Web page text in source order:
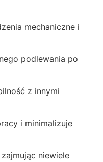
mechaniczne i
podlewania po
z innymi
i minimalizuje
niewiele